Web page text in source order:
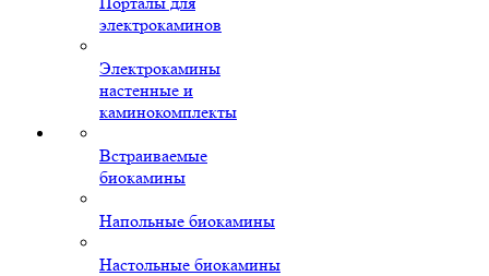
электрокаминов
Электрокамины
настенные и
каминокомплекты
Встраиваемые
биокамины
Напольные биокамины
Настольные биокамины